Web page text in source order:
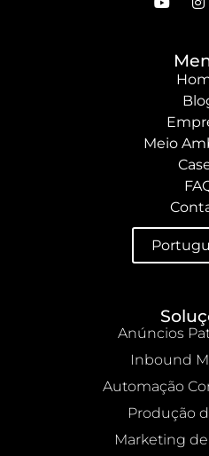
Meio
Anúncios
Inbound
Automação
Produção
Marketing